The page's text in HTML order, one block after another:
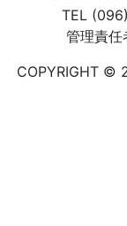
TEL
管理責任
COPYRIGHT ©